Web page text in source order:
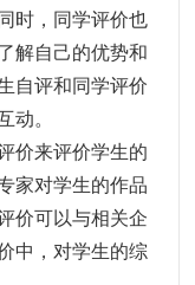
时，同学评价也
解自己的优势和
自评和同学评价
动。
价来评价学生的
家对学生的作品
价可以与相关企
中，对学生的综